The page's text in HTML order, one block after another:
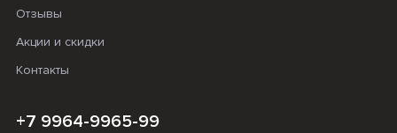
Отзывы
Акции и скидки
Контакты
+7 9964-9965-99